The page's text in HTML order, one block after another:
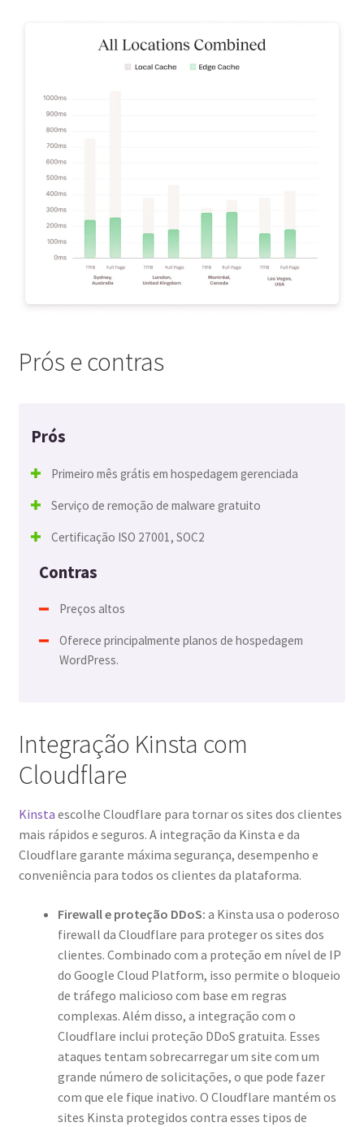
Prós e contras
Prós
Primeiro mês grátis em hospedagem gerenciada
Serviço de remoção de malware gratuito
Certificação ISO 27001, SOC2
Contras
Preços altos
Oferece principalmente planos de hospedagem
WordPress.
Integração Kinsta com
Cloudflare
Kinsta escolhe Cloudflare para tornar os sites dos clientes
mais rápidos e seguros. A integração da Kinsta e da
Cloudflare garante máxima segurança, desempenho e
conveniência para todos os clientes da plataforma.
Firewall e proteção DDoS: a Kinsta usa o poderoso
firewall da Cloudflare para proteger os sites dos
clientes. Combinado com a proteção em nível de IP
do Google Cloud Platform, isso permite o bloqueio
de tráfego malicioso com base em regras
complexas. Além disso, a integração com o
Cloudflare inclui proteção DDoS gratuita. Esses
ataques tentam sobrecarregar um site com um
grande número de solicitações, o que pode fazer
com que ele fique inativo. O Cloudflare mantém os
sites Kinsta protegidos contra esses tipos de